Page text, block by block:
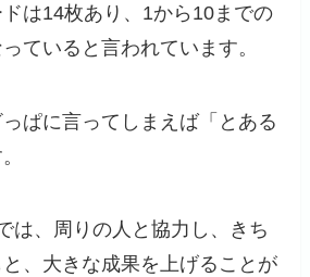
は14枚あり、1から10までの
ていると言われています。
ぱに言ってしまえば「とある
は、周りの人と協力し、きち
、大きな成果を上げることが